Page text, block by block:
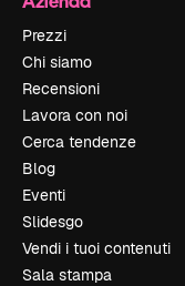
Prezzi
Chi siamo
Recensioni
Lavora con noi
Cerca tendenze
Blog
Eventi
Slidesgo
Vendi i tuoi contenuti
Sala stampa